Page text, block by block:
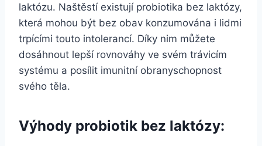
laktózu. Naštěstí existují probiotika bez laktózy,
která mohou být bez obav konzumována i lidmi
trpícími touto intolerancí. Díky nim můžete
dosáhnout lepší rovnováhy ve svém trávicím
systému a posílit imunitní obranyschopnost
svého těla.
Výhody probiotik bez laktózy: